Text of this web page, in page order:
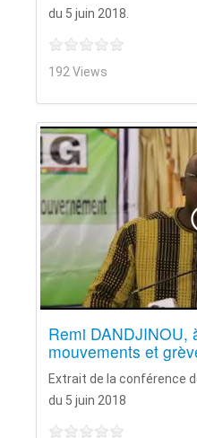
du 5 juin 2018.
192 Views
Remi DANDJINOU,
mouvements et
Extrait de la conférence
du 5 juin 2018